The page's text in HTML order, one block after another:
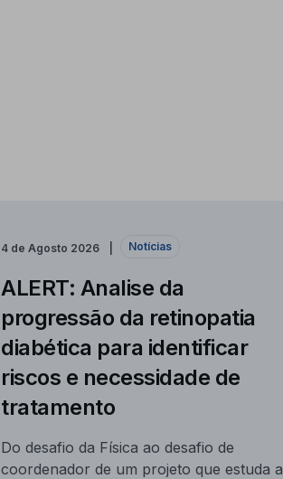
4 de Agosto 2026 Notícias
ALERT: Analise da
progressão da retinopatia
diabética para identificar
riscos e necessidade de
tratamento
Do desafio da Física ao desafio de
coordenador de um projeto que estuda a